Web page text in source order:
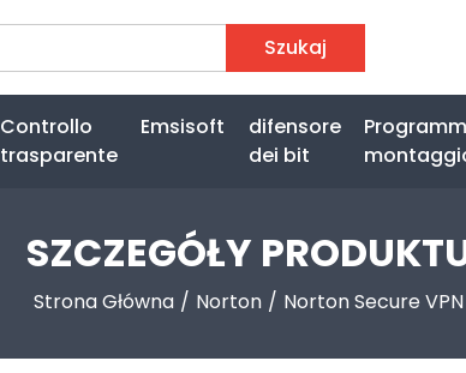
Szukaj
Controllo
trasparente
Emsisoft
difensore
dei bit
SZCZEGÓŁY
Strona Główna Norton Norton Secure VPN